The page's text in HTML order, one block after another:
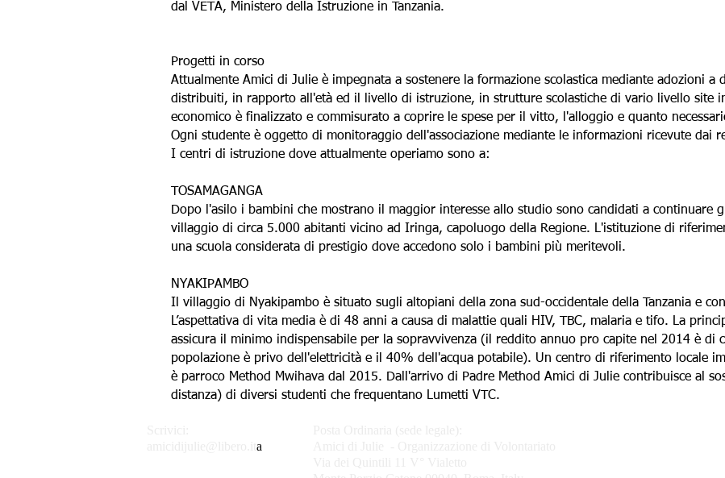
dal VETA, Ministero della Istruzione in Tanzania.
Progetti in corso
Attualmente Amici di Julie è impegnata a sostenere la formazione scolastica mediante adozioni a
distribuiti, in rapporto all'età ed il livello di istruzione, in strutture scolastiche di vario livello site
economico è finalizzato e commisurato a coprire le spese per il vitto, l'alloggio e quanto
Ogni studente è oggetto di monitoraggio dell'associazione mediante le informazioni ricevute dai
I centri di istruzione dove attualmente operiamo sono a:
TOSAMAGANGA
Dopo l'asilo i bambini che mostrano il maggior interesse allo studio sono candidati a continuare
villaggio di circa 5.000 abitanti vicino ad Iringa, capoluogo della Regione. L'istituzione di
una scuola considerata di prestigio dove accedono solo i bambini più meritevoli.
NYAKIPAMBO
Il villaggio di Nyakipambo è situato sugli altopiani della zona sud-occidentale della Tanzania e
L’aspettativa di vita media è di 48 anni a causa di malattie quali HIV, TBC, malaria e tifo. La
assicura il minimo indispensabile per la sopravvivenza (il reddito annuo pro capite nel 2014 è di
popolazione è privo dell'elettricità e il 40% dell'acqua potabile). Un centro di riferimento locale
è parroco Method Mwihava dal 2015. Dall'arrivo di Padre Method Amici di Julie contribuisce al
distanza) di diversi studenti che frequentano Lumetti VTC.
a